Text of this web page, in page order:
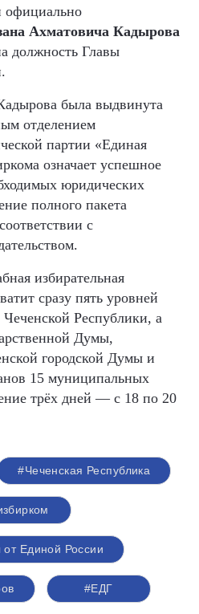
официально
Ахматовича Кадырова
должность Главы
была выдвинута
отделением
партии «Единая
означает успешное
юридических
полного пакета
с
избирательная
сразу пять уровней
Республики, а
Думы,
городской Думы и
15 муниципальных
трёх дней — с 18 по 20
#Чеченская Республика
от Единой России
#ЕДГ